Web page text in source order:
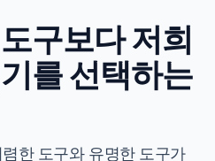
구보다 저희
를 선택하는
한 도구와 유명한 도구가